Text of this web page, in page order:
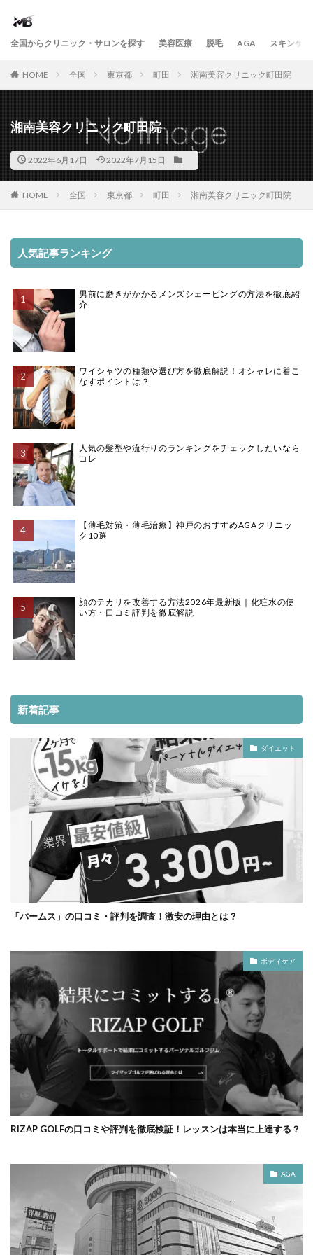
全国からクリニック・サロンを探す 美容医療 脱毛 AGA スキンケア
HOME 全国 東京都 町田 湘南美容クリニック町田院
湘南美容クリニック町田院
2022年6月17日 2022年7月15日
HOME 全国 東京都 町田 湘南美容クリニック町田院
人気記事ランキング
男前に磨きがかかるメンズシェービングの方法を徹底紹
介
ワイシャツの種類や選び方を徹底解説！オシャレに着こ
なすポイントは？
人気の髪型や流行りのランキングをチェックしたいなら
コレ
【薄毛対策・薄毛治療】神戸のおすすめAGAクリニッ
ク10選
顔のテカリを改善する方法2026年最新版｜化粧水の使
い方・口コミ評判を徹底解説
新着記事
ダイエット
「パームス」の口コミ・評判を調査！激安の理由とは？
ボディケア
RIZAP GOLFの口コミや評判を徹底検証！レッスンは本当に上達する？
AGA